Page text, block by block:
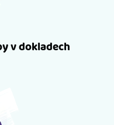
v dokladech